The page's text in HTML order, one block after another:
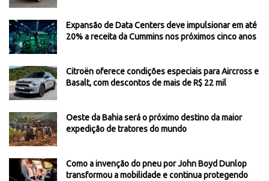
Expansão de Data Centers deve impulsionar em até
20% a receita da Cummins nos próximos cinco anos
Citroën oferece condições especiais para Aircross e
Basalt, com descontos de mais de R$ 22 mil
Oeste da Bahia será o próximo destino da maior
expedição de tratores do mundo
Como a invenção do pneu por John Boyd Dunlop
transformou a mobilidade e continua protegendo